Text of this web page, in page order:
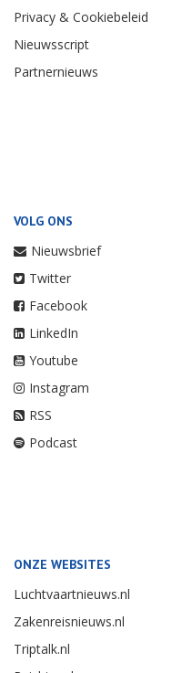
Privacy & Cookiebeleid
Nieuwsscript
Partnernieuws
VOLG ONS
Nieuwsbrief
Twitter
Facebook
LinkedIn
Youtube
Instagram
RSS
Podcast
ONZE WEBSITES
Luchtvaartnieuws.nl
Zakenreisnieuws.nl
Triptalk.nl